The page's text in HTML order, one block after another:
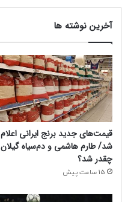
آخرین نوشته ها
قیمت‌های جدید برنج ایرانی اعلام
شد/ طارم هاشمی و دم‌سیاه گیلان
چقدر شد؟
15 ساعت پیش